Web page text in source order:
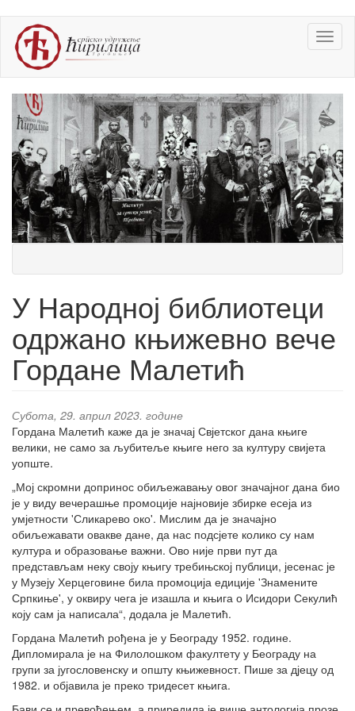
main
content
У Народној библиотеци
одржано књижевно вече
Гордане Малетић
Субота, 29. април 2023. године
Гордана Малетић каже да је значај Свјетског дана књиге
велики, не само за љубитеље књиге него за културу свијета
уопште.
„Мој скромни допринос обиљежавању овог значајног дана био
је у виду вечерашње промоције најновије збирке есеја из
умјетности 'Сликарево око'. Мислим да је значајно
обиљежавати овакве дане, да нас подсјете колико су нам
култура и образовање важни. Ово није први пут да
представљам неку своју књигу требињској публици, јесенас је
у Музеју Херцеговине била промоција едиције 'Знамените
Српкиње', у оквиру чега је изашла и књига о Исидори Секулић
коју сам ја написала“, додала је Малетић.
Гордана Малетић рођена је у Београду 1952. године.
Дипломирала је на Филолошком факултету у Београду на
групи за југословенску и општу књижевност. Пише за дјецу од
1982. и објавила је преко тридесет књига.